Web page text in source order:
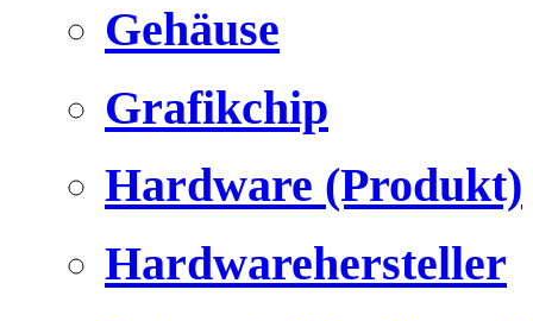
Gehäuse
Grafikchip
Hardware (Produkt)
Hardwarehersteller